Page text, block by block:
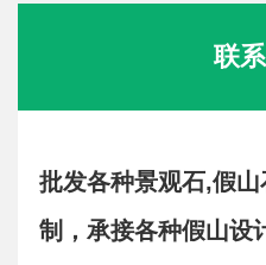
联
批发各种景观石,假
制，承接各种假山设